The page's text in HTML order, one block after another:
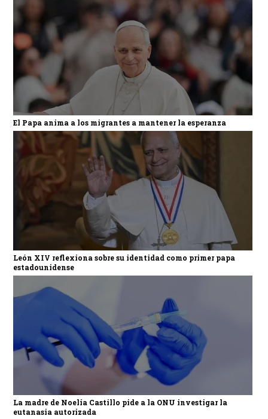
El Papa anima a los migrantes a mantener la esperanza
León XIV reflexiona sobre su identidad como primer papa
estadounidense
La madre de Noelia Castillo pide a la ONU investigar la
eutanasia autorizada